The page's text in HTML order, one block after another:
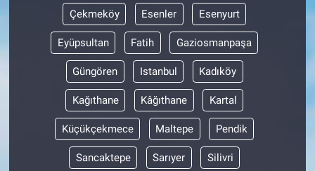
Çekmeköy Esenler Esenyurt
Eyüpsultan Fatih Gaziosmanpaşa
Güngören Istanbul Kadıköy
Kağıthane Kâğıthane Kartal
Küçükçekmece Maltepe Pendik
Sancaktepe Sarıyer Silivri